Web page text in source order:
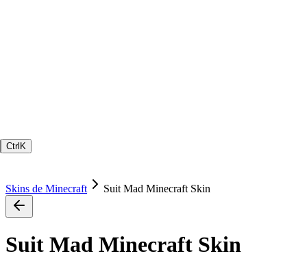
Ctrl K
Skins de Minecraft Suit Mad Minecraft Skin
Suit Mad Minecraft Skin